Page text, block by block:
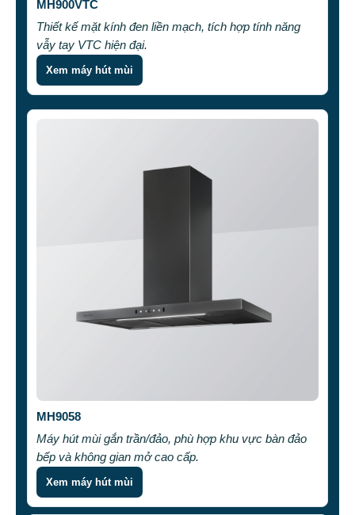
MH900VTC
Thiết kế mặt kính đen liền mạch, tích hợp tính năng
vẫy tay VTC hiện đại.
Xem máy hút mùi
MH9058
Máy hút mùi gắn trần/đảo, phù hợp khu vực bàn đảo
bếp và không gian mở cao cấp.
Xem máy hút mùi